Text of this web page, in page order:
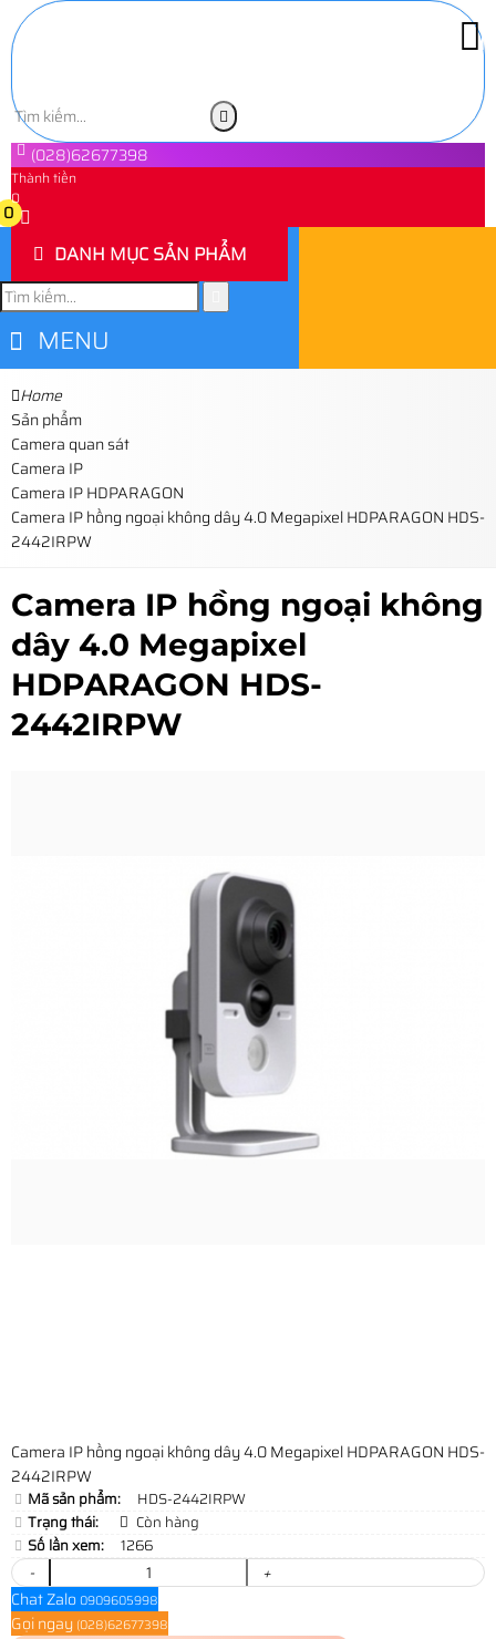
(028)62677398
Thành tiền
0
0
DANH MỤC SẢN PHẨM
MENU
Home
Sản phẩm
Camera quan sát
Camera IP
Camera IP HDPARAGON
Camera IP hồng ngoại không dây 4.0 Megapixel HDPARAGON HDS-
2442IRPW
Camera IP hồng ngoại không
dây 4.0 Megapixel
HDPARAGON HDS-
2442IRPW
Camera IP hồng ngoại không dây 4.0 Megapixel HDPARAGON HDS-
2442IRPW
Mã sản phẩm:
HDS-2442IRPW
Trạng thái:
Còn hàng
Số lần xem:
1266
-
+
Chat Zalo 0909605998
Gọi ngay (028)62677398